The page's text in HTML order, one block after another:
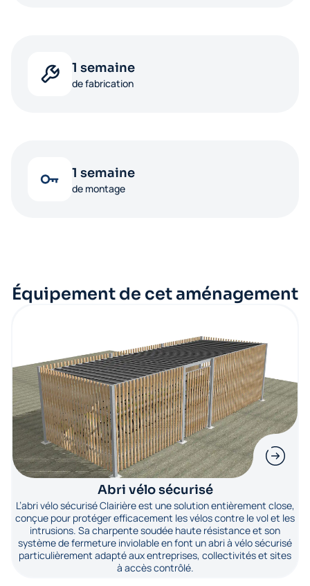
1 semaine
de fabrication
1 semaine
de montage
Équipement de cet aménagement
Abri vélo sécurisé
L’abri vélo sécurisé Clairière est une solution entièrement close,
conçue pour protéger efficacement les vélos contre le vol et les
intrusions. Sa charpente soudée haute résistance et son
système de fermeture inviolable en font un abri à vélo sécurisé
particulièrement adapté aux entreprises, collectivités et sites
à accès contrôlé.